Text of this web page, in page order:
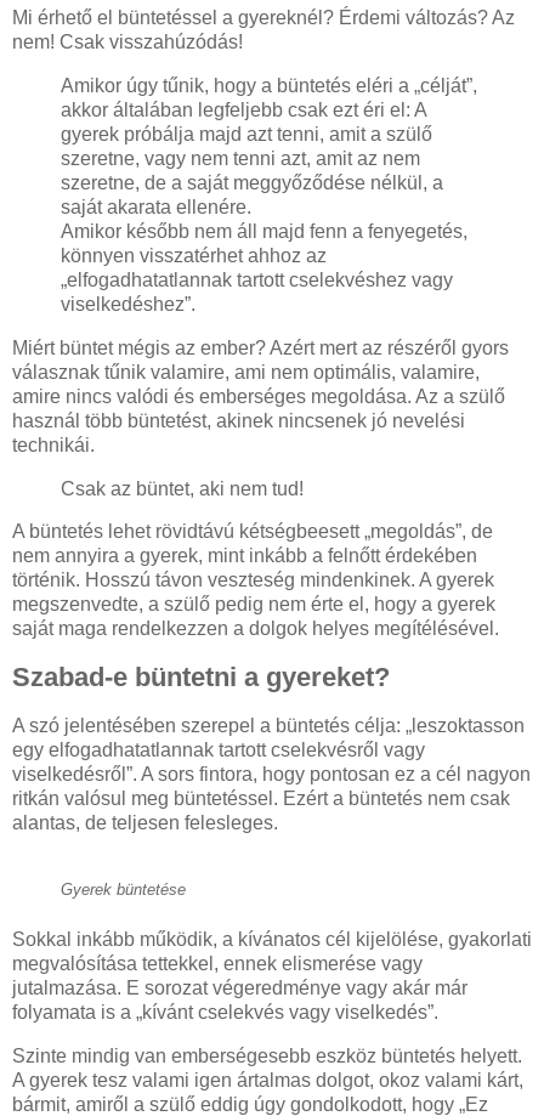
Mi érhető el büntetéssel a gyereknél? Érdemi változás? Az
nem! Csak visszahúzódás!
Amikor úgy tűnik, hogy a büntetés eléri a „célját”,
akkor általában legfeljebb csak ezt éri el: A
gyerek próbálja majd azt tenni, amit a szülő
szeretne, vagy nem tenni azt, amit az nem
szeretne, de a saját meggyőződése nélkül, a
saját akarata ellenére.
Amikor később nem áll majd fenn a fenyegetés,
könnyen visszatérhet ahhoz az
„elfogadhatatlannak tartott cselekvéshez vagy
viselkedéshez”.
Miért büntet mégis az ember? Azért mert az részéről gyors
válasznak tűnik valamire, ami nem optimális, valamire,
amire nincs valódi és emberséges megoldása. Az a szülő
használ több büntetést, akinek nincsenek jó nevelési
technikái.
Csak az büntet, aki nem tud!
A büntetés lehet rövidtávú kétségbeesett „megoldás”, de
nem annyira a gyerek, mint inkább a felnőtt érdekében
történik. Hosszú távon veszteség mindenkinek. A gyerek
megszenvedte, a szülő pedig nem érte el, hogy a gyerek
saját maga rendelkezzen a dolgok helyes megítélésével.
Szabad-e büntetni a gyereket?
A szó jelentésében szerepel a büntetés célja: „leszoktasson
egy elfogadhatatlannak tartott cselekvésről vagy
viselkedésről”. A sors fintora, hogy pontosan ez a cél nagyon
ritkán valósul meg büntetéssel. Ezért a büntetés nem csak
alantas, de teljesen felesleges.
Gyerek büntetése
Sokkal inkább működik, a kívánatos cél kijelölése, gyakorlati
megvalósítása tettekkel, ennek elismerése vagy
jutalmazása. E sorozat végeredménye vagy akár már
folyamata is a „kívánt cselekvés vagy viselkedés”.
Szinte mindig van emberségesebb eszköz büntetés helyett.
A gyerek tesz valami igen ártalmas dolgot, okoz valami kárt,
bármit, amiről a szülő eddig úgy gondolkodott, hogy „Ez